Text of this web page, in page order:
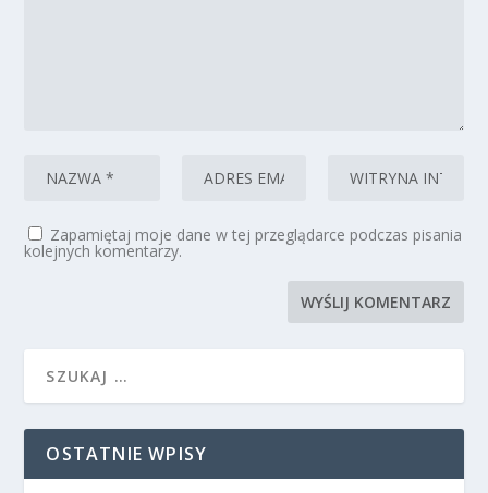
Zapamiętaj moje dane w tej przeglądarce podczas pisania
kolejnych komentarzy.
OSTATNIE WPISY